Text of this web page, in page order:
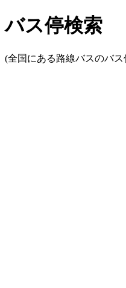
バス停検索
(全国にある路線バスのバ